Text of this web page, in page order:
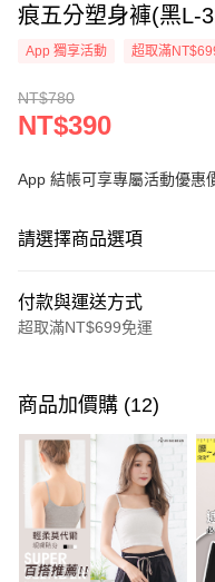
痕五分塑身褲(黑L-
App 獨享活動 超取滿
NT$780
NT$390
App 結帳可享專屬活動優惠
請選擇商品選項
付款與運送方式
超取滿NT$699免運
信用卡一次付款
超商取貨付款
LINE Pay
Apple Pay
街口支付
商品加價購 (12)